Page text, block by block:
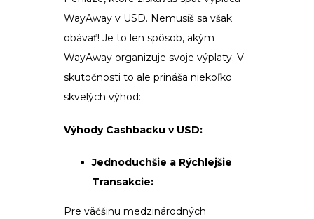
WayAway v USD. Nemusíš sa však
obávať! Je to len spôsob, akým
WayAway organizuje svoje výplaty. V
skutočnosti to ale prináša niekoľko
skvelých výhod:
Výhody Cashbacku v USD:
Jednoduchšie a Rýchlejšie
Transakcie:
Pre väčšinu medzinárodných